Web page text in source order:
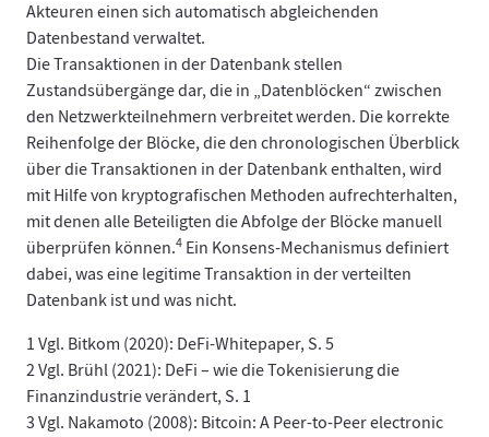
Akteuren einen sich automatisch abgleichenden
Datenbestand verwaltet.
Die Transaktionen in der Datenbank stellen
Zustandsübergänge dar, die in „Datenblöcken“ zwischen
den Netzwerkteilnehmern verbreitet werden. Die korrekte
Reihenfolge der Blöcke, die den chronologischen Überblick
über die Transaktionen in der Datenbank enthalten, wird
mit Hilfe von kryptografischen Methoden aufrechterhalten,
mit denen alle Beteiligten die Abfolge der Blöcke manuell
überprüfen können.4 Ein Konsens-Mechanismus definiert
dabei, was eine legitime Transaktion in der verteilten
Datenbank ist und was nicht.
1 Vgl. Bitkom (2020): DeFi-Whitepaper, S. 5
2 Vgl. Brühl (2021): DeFi – wie die Tokenisierung die
Finanzindustrie verändert, S. 1
3 Vgl. Nakamoto (2008): Bitcoin: A Peer-to-Peer electronic